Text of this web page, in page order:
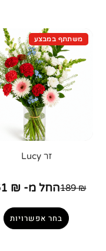
זר Lucy
189₪ החל מ- ₪
בחר אפשרויות